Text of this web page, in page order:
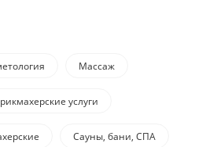
Массаж
услуги
Сауны, бани, СПА